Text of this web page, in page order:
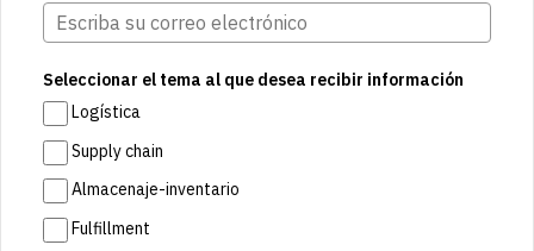
Seleccionar el tema al que desea recibir información
Logística
Supply chain
Almacenaje-inventario
Fulfillment